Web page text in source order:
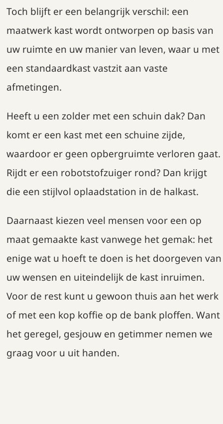
Toch blijft er een belangrijk verschil: een
maatwerk kast wordt ontworpen op basis van
uw ruimte en uw manier van leven, waar u met
een standaardkast vastzit aan vaste
afmetingen.
Heeft u een zolder met een schuin dak? Dan
komt er een kast met een schuine zijde,
waardoor er geen opbergruimte verloren gaat.
Rijdt er een robotstofzuiger rond? Dan krijgt
die een stijlvol oplaadstation in de halkast.
Daarnaast kiezen veel mensen voor een op
maat gemaakte kast vanwege het gemak: het
enige wat u hoeft te doen is het doorgeven van
uw wensen en uiteindelijk de kast inruimen.
Voor de rest kunt u gewoon thuis aan het werk
of met een kop koffie op de bank ploffen. Want
het geregel, gesjouw en getimmer nemen we
graag voor u uit handen.